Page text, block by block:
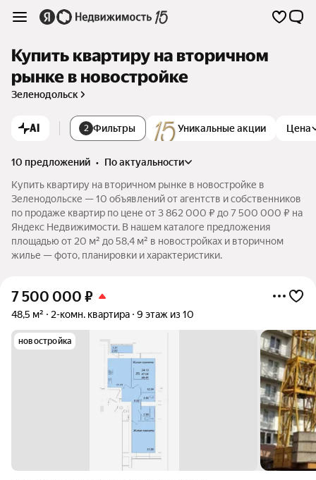
Купить квартиру на вторичном
рынке в новостройке
Зеленодольск
AI 2 Фильтры Уникальные акции Цена
10 предложений •
по актуальности
Купить квартиру на вторичном рынке в новостройке в
Зеленодольске — 10 объявлений от агентств и собственников
по продаже квартир по цене от 3 862 000 ₽ до 7 500 000 ₽ на
Яндекс Недвижимости. В нашем каталоге предложения
площадью от 20 м² до 58,4 м² в новостройках и вторичном
жилье — фото, планировки и характеристики.
7 500 000 ₽
48,5 м² 2-комн. квартира 9 этаж из 10
новостройка